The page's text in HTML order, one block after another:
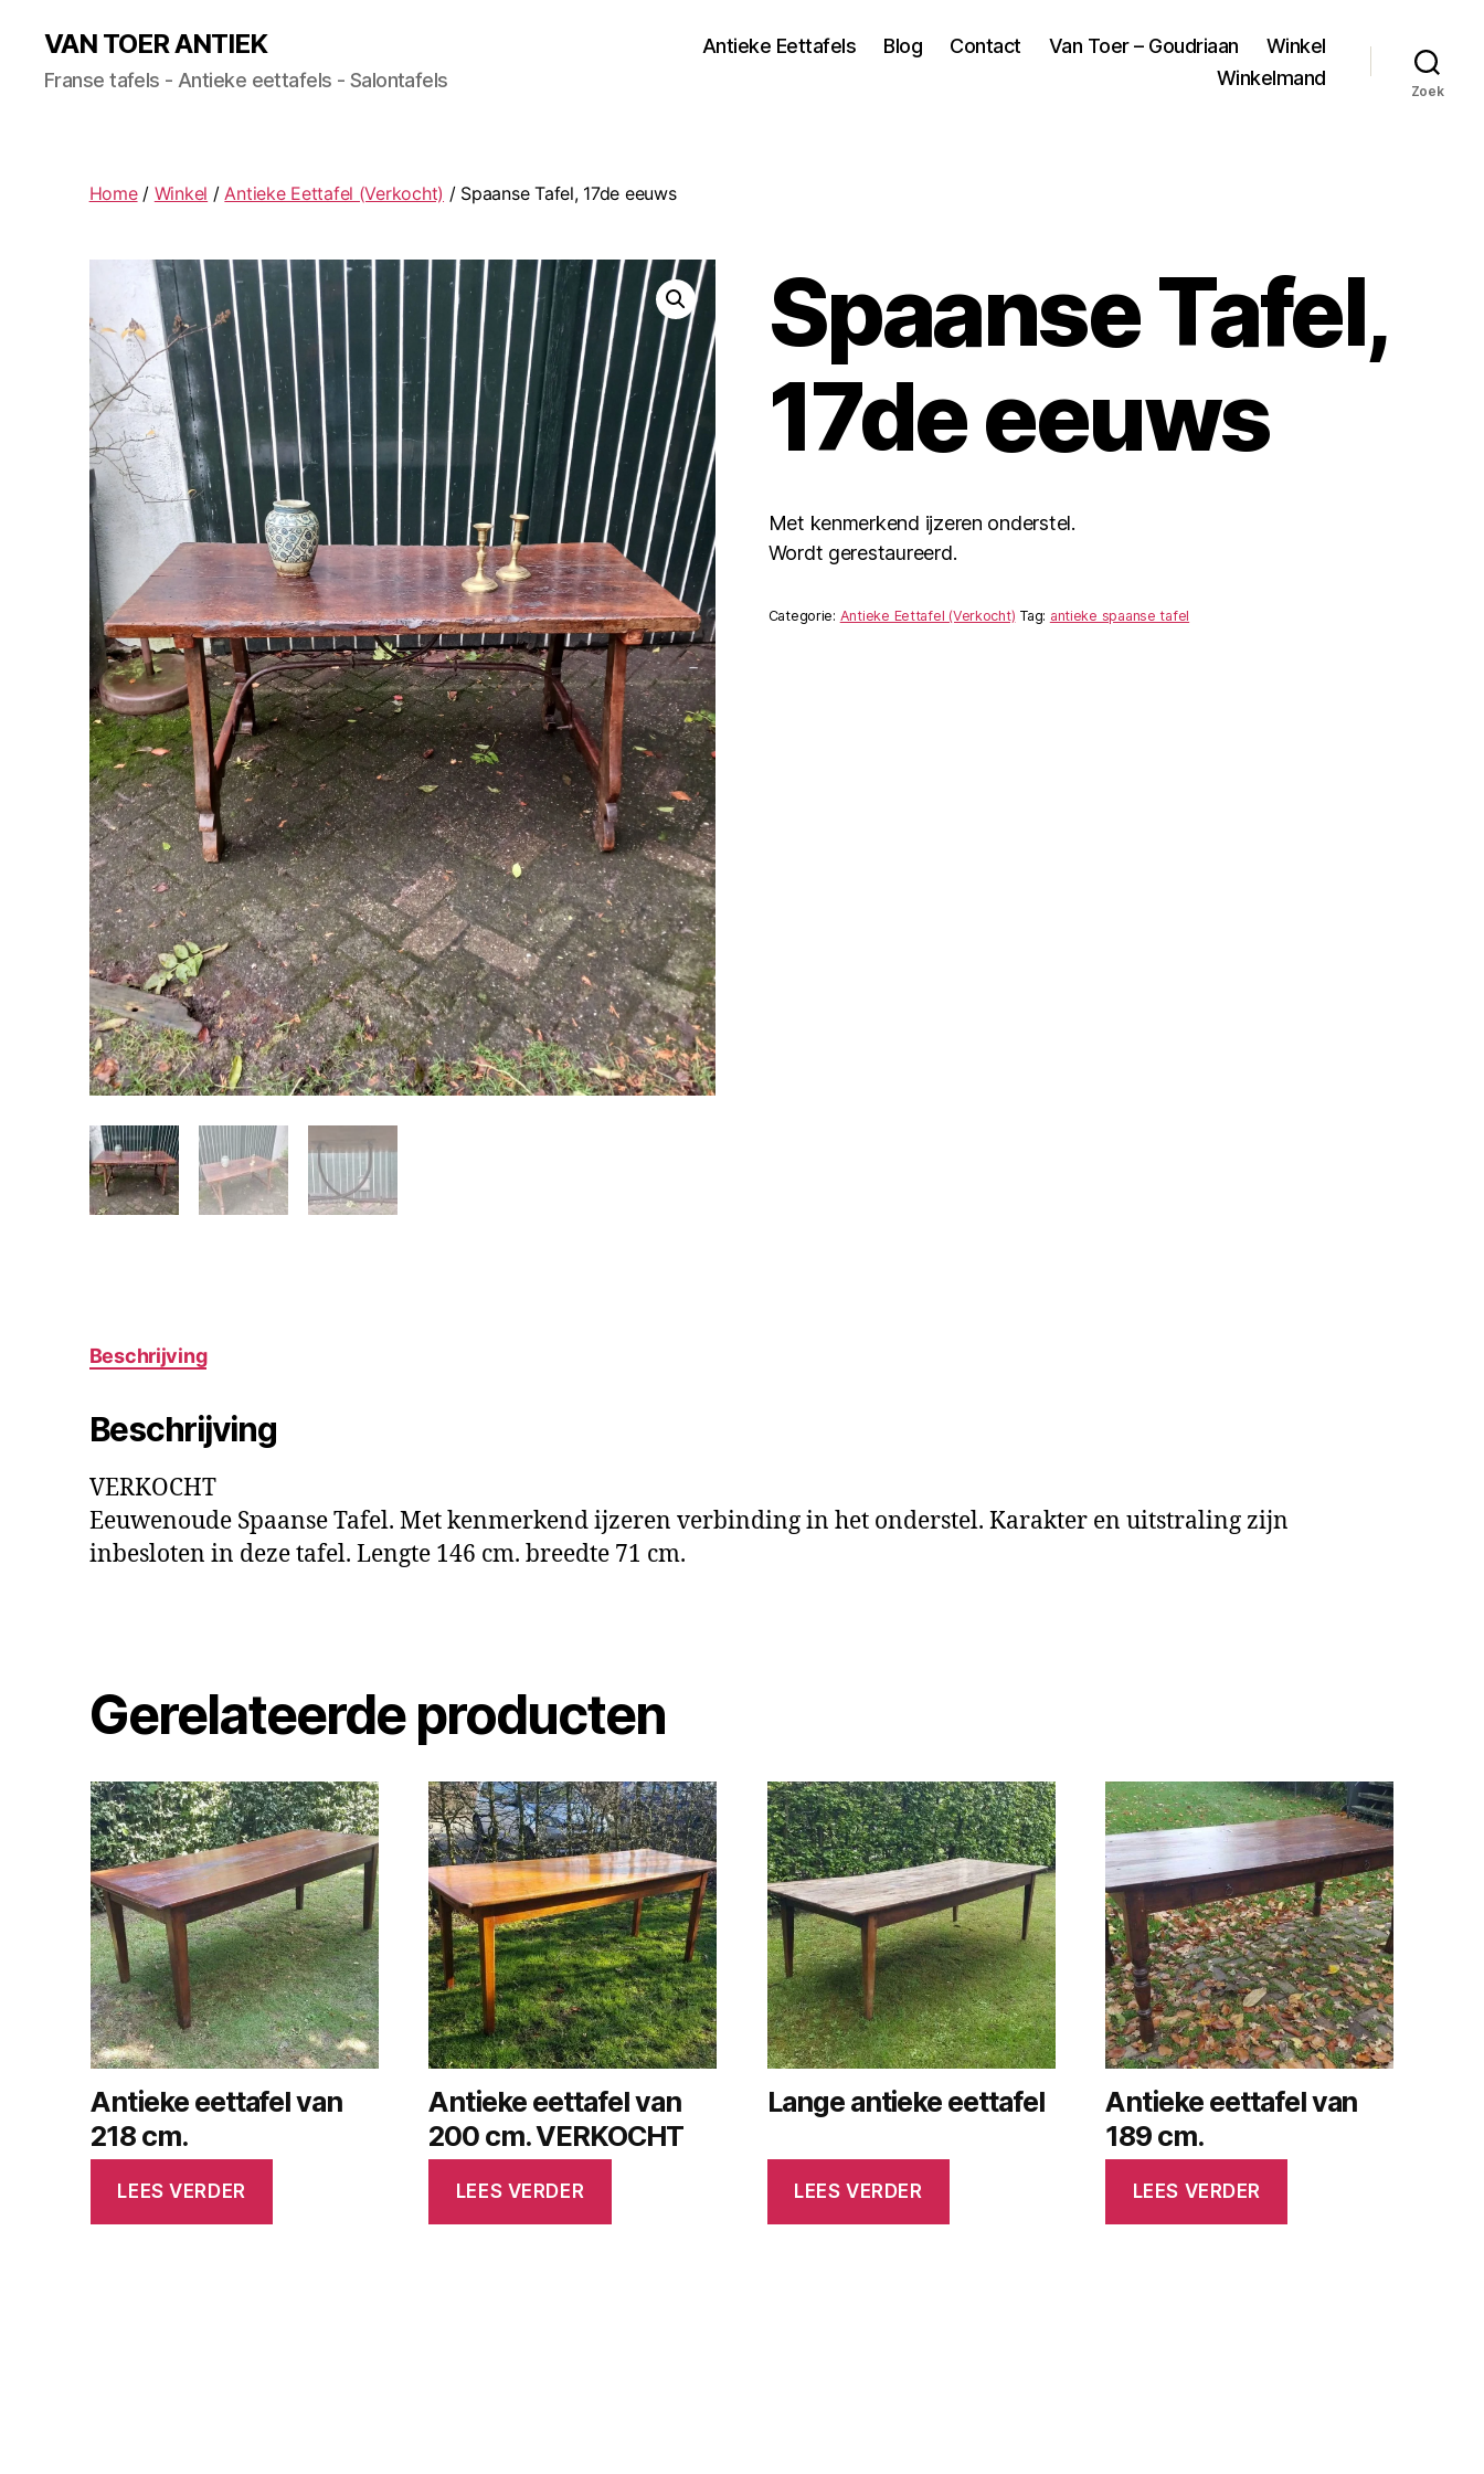
VAN TOER ANTIEK
Franse tafels - Antieke eettafels - Salontafels
Antieke Eettafels Blog Contact Van Toer – Goudriaan
Winkel
Winkelmand
Zoek
Home/ Winkel / Antieke Eettafel (Verkocht) / Spaanse Tafel, 17de eeuws
Spaanse Tafel,
17de eeuws
Met kenmerkend ijzeren onderstel.
Wordt gerestaureerd.
Categorie: Antieke Eettafel (Verkocht) Tag: antieke spaanse tafel
Beschrijving
Beschrijving
VERKOCHT
Eeuwenoude Spaanse Tafel. Met kenmerkend ijzeren verbinding in het onderstel. Karakter en uitstraling zijn
inbesloten in deze tafel. Lengte 146 cm. breedte 71 cm.
Gerelateerde producten
Antieke eettafel van
218 cm.
LEES VERDER
Antieke eettafel van
200 cm. VERKOCHT
LEES VERDER
Lange antieke eettafel
LEES VERDER
Antieke eettafel van
189 cm.
LEES VERDER